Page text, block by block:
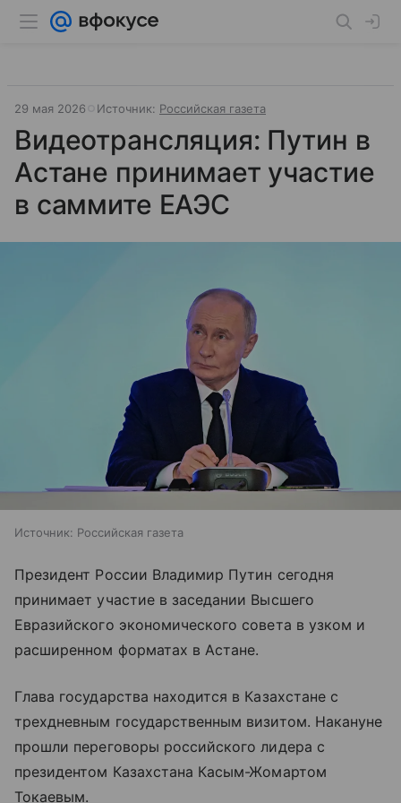
29 мая 2026 Источник: Российская газета
Видеотрансляция: Путин в
Астане принимает участие
в саммите ЕАЭС
Источник: Российская газета
Президент России Владимир Путин сегодня
принимает участие в заседании Высшего
Евразийского экономического совета в узком и
расширенном форматах в Астане.
Глава государства находится в Казахстане с
трехдневным государственным визитом. Накануне
прошли переговоры российского лидера с
президентом Казахстана Касым-Жомартом
Токаевым.